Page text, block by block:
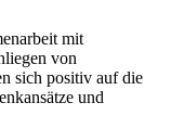
mit
von
sich positiv auf die
und